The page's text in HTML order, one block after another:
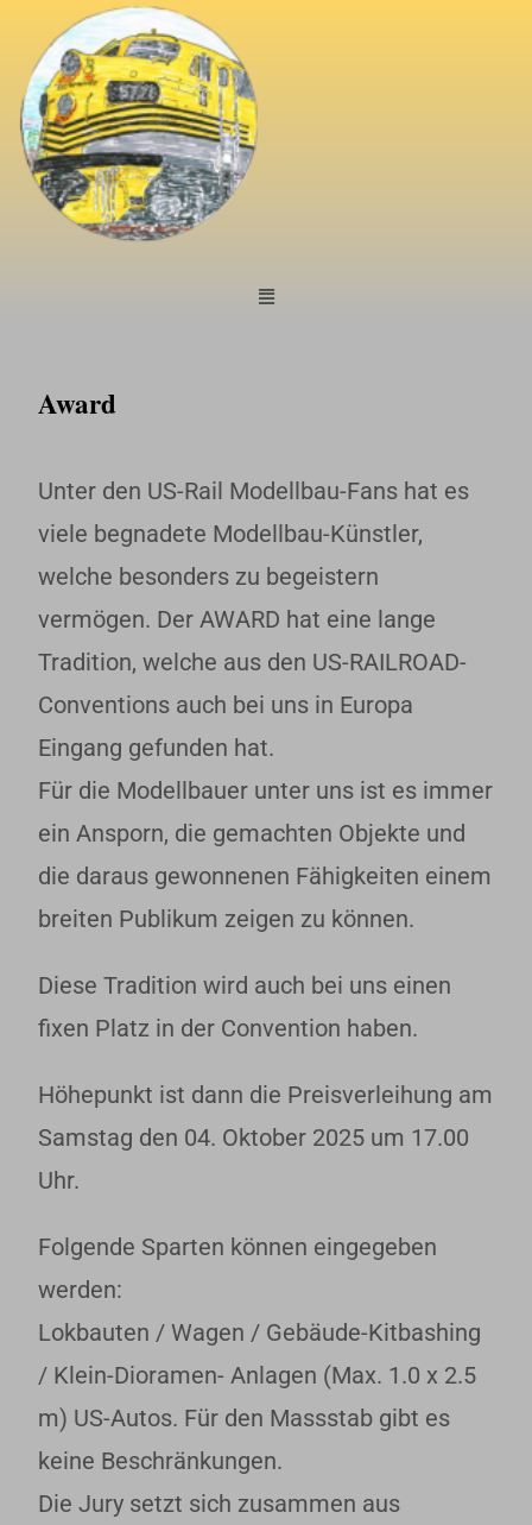
Award
Unter den US-Rail Modellbau-Fans hat es
viele begnadete Modellbau-Künstler,
welche besonders zu begeistern
vermögen. Der AWARD hat eine lange
Tradition, welche aus den US-RAILROAD-
Conventions auch bei uns in Europa
Eingang gefunden hat.
Für die Modellbauer unter uns ist es immer
ein Ansporn, die gemachten Objekte und
die daraus gewonnenen Fähigkeiten einem
breiten Publikum zeigen zu können.
Diese Tradition wird auch bei uns einen
fixen Platz in der Convention haben.
Höhepunkt ist dann die Preisverleihung am
Samstag den 04. Oktober 2025 um 17.00
Uhr.
Folgende Sparten können eingegeben
werden:
Lokbauten / Wagen / Gebäude-Kitbashing
/ Klein-Dioramen- Anlagen (Max. 1.0 x 2.5
m) US-Autos. Für den Massstab gibt es
keine Beschränkungen.
Die Jury setzt sich zusammen aus